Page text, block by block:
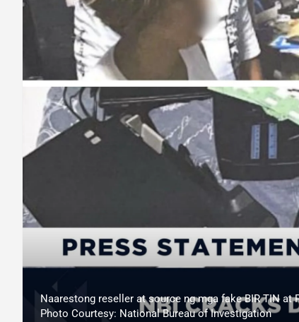
Naarestong reseller at source ng mga fake BIR TIN
Photo Courtesy: National Bureau of Investigation